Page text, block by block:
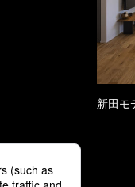
新田モ